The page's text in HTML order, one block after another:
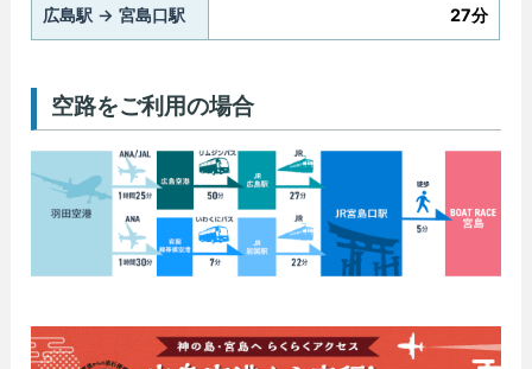
広島駅 → 宮島口駅 27分
空路をご利用の場合